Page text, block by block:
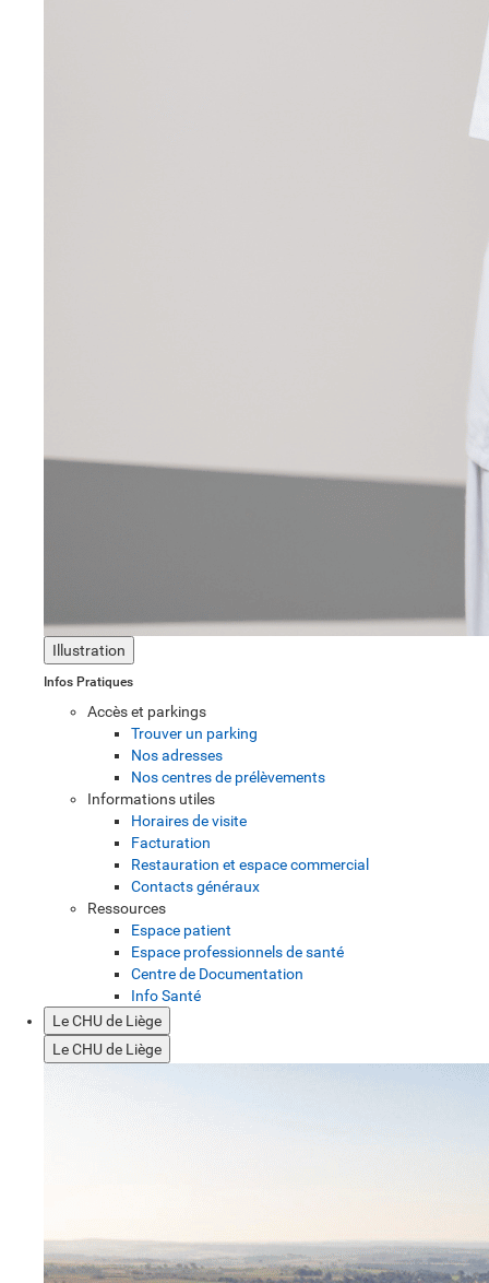
Illustration
Infos Pratiques
Accès et parkings
Trouver un parking
Nos adresses
Nos centres de prélèvements
Informations utiles
Horaires de visite
Facturation
Restauration et espace commercial
Contacts généraux
Ressources
Espace patient
Espace professionnels de santé
Centre de Documentation
Info Santé
Le CHU de Liège
Le CHU de Liège